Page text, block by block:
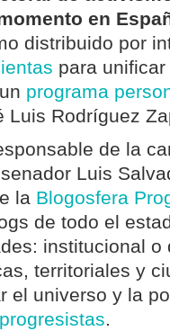
en
distribuido por
para
programa
Luis Rodríguez
de la
Luis
la Blogosfera
de todo el
institucional
territoriales y
el universo y la
.